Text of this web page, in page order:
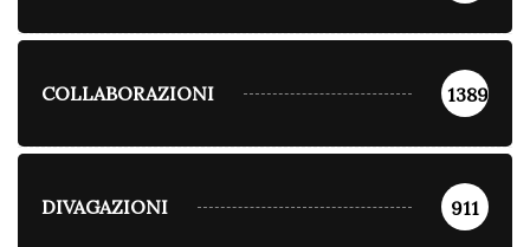
COLLABORAZIONI 1389
DIVAGAZIONI 911